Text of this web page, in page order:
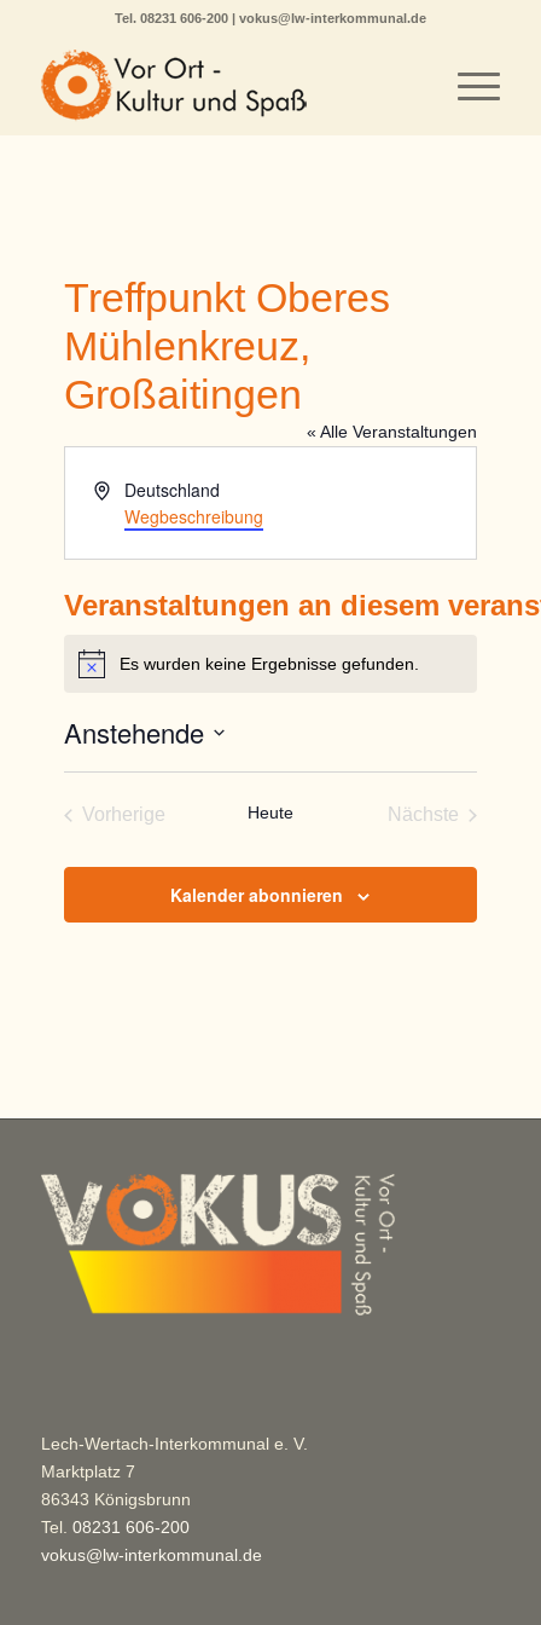
Tel. 08231 606-200 | vokus@lw-interkommunal.de
Treffpunkt Oberes
Mühlenkreuz,
Großaitingen
« Alle Veranstaltungen
AdresseDeutschland
Wegbeschreibung
Veranstaltungen an diesem
HinweisEs wurden keine Ergebnisse gefunden.
Anstehende
Vorherige
Heute
Nächste
Kalender abonnieren
Lech-Wertach-Interkommunal e. V.
Marktplatz 7
86343 Königsbrunn
Tel. 08231 606-200
vokus@lw-interkommunal.de